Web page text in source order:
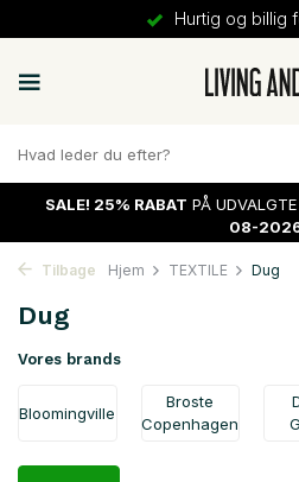
30
SALE! 25% RABAT PÅ
08-
Tilbage Hjem TEXTILE Dug
Dug
Vores brands
Bloomingville
Broste
Copenhagen